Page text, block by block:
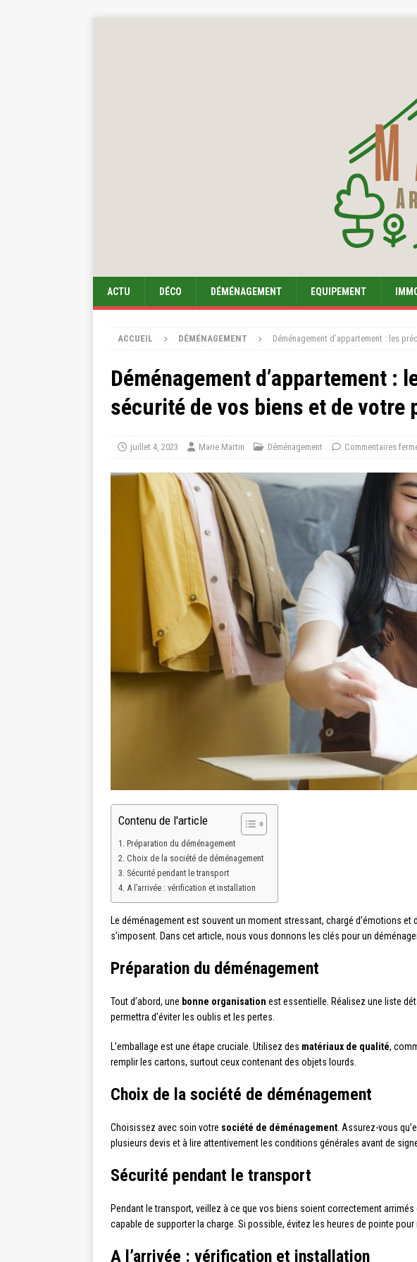
ACTU DÉCO DÉMÉNAGEMENT EQUIPEMENT
ACCUEIL DÉMÉNAGEMENT Déménagement d’appartement : les
Déménagement d’appartement
sécurité de vos biens et de votre
juillet 4, 2023 Marie Martin Déménagement Commentaires
Contenu de l'article
Préparation du déménagement
Choix de la société de déménagement
Sécurité pendant le transport
A l’arrivée : vérification et installation
Le déménagement est souvent un moment stressant, chargé d’émotions
s’imposent. Dans cet article, nous vous donnons les clés pour un
Préparation du déménagement
Tout d’abord, une bonne organisation est essentielle. Réalisez une liste
permettra d’éviter les oublis et les pertes.
L’emballage est une étape cruciale. Utilisez des matériaux de qualité,
remplir les cartons, surtout ceux contenant des objets lourds.
Choix de la société de déménagement
Choisissez avec soin votre société de déménagement . Assurez-vous
plusieurs devis et à lire attentivement les conditions générales avant de
Sécurité pendant le transport
Pendant le transport, veillez à ce que vos biens soient correctement
capable de supporter la charge. Si possible, évitez les heures de pointe pour
A l’arrivée : vérification et installation